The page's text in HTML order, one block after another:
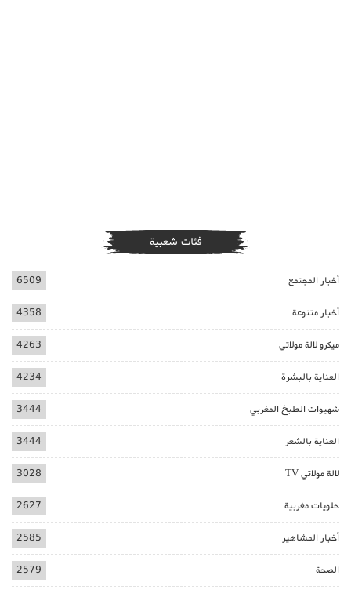
فئات شعبية
أخبار المجتمع 6509
أخبار متنوعة 4358
ميكرو لالة مولاتي 4263
العناية بالبشرة 4234
شهيوات الطبخ المغربي 3444
العناية بالشعر 3444
لالة مولاتي TV 3028
حلويات مغربية 2627
أخبار المشاهير 2585
الصحة 2579